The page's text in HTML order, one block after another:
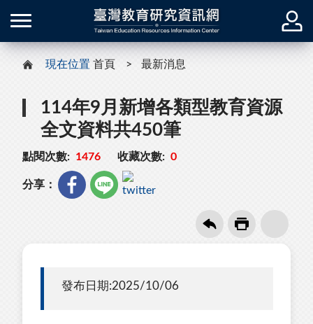
現在位置 首頁 最新消息
114年9月新增各類型教育資源
全文資料共450筆
點閱次數: 1476 收藏次數: 0
分享：
發布日期:2025/10/06